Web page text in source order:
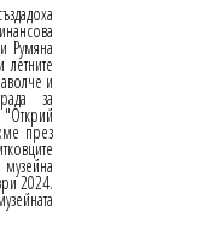
Румяна
и
за
през
2024.